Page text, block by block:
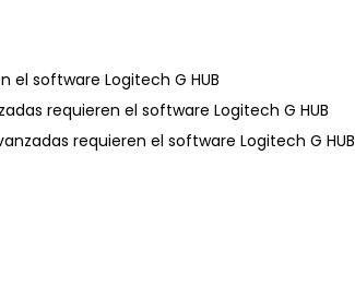
el software Logitech G HUB
requieren el software Logitech G HUB
requieren el software Logitech G HUB